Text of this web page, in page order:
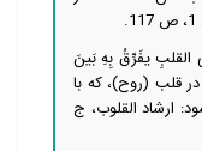
القلبِ یفَرِّقُ بِهِ بَینَ
قلب (روح)، كه با
ارشاد القلوب، ج